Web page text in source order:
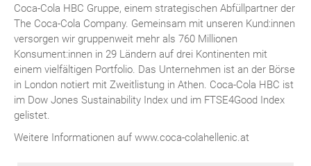
Coca-Cola HBC Gruppe, einem strategischen Abfüllpartner der
The Coca-Cola Company. Gemeinsam mit unseren Kund:innen
versorgen wir gruppenweit mehr als 760 Millionen
Konsument:innen in 29 Ländern auf drei Kontinenten mit
einem vielfältigen Portfolio. Das Unternehmen ist an der Börse
in London notiert mit Zweitlistung in Athen. Coca-Cola HBC ist
im Dow Jones Sustainability Index und im FTSE4Good Index
gelistet.
Weitere Informationen auf www.coca-colahellenic.at